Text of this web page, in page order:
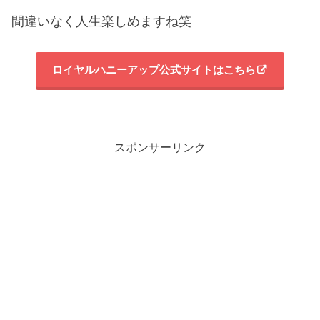
間違いなく人生楽しめますね笑
ロイヤルハニーアップ公式サイトはこちら
スポンサーリンク